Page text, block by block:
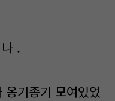
.
기종기 모여있었